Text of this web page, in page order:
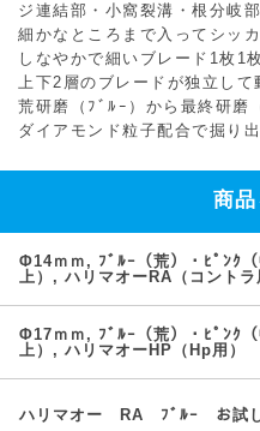
ジ連結部・小窩裂溝・根分岐
細かなところまで入ってシッカ
しなやかで細いブレード1枚1
上下2層のブレードが独立して
荒研磨（ﾌﾞﾙｰ）から最終研磨
ダイアモンド粒子配合で掘り
商
Φ14ｍｍ, ﾌﾞﾙｰ（荒）・ﾋﾟﾝｸ
上）, ハリマオーRA（コントラ
Φ17ｍｍ, ﾌﾞﾙｰ（荒）・ﾋﾟﾝｸ
上）, ハリマオーHP（Hp用）
ハリマオー RA ﾌﾞﾙｰ お試